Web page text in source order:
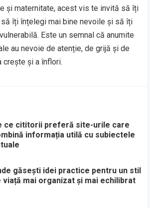
și maternitate, acest vis te invită să îți
îți înțelegi mai bine nevoile și să îți
Este un semnal că anumite
au nevoie de atenție, de grijă și de
crește și a înflori.
ce cititorii preferă site-urile care
informația utilă cu subiectele
găsești idei practice pentru un stil
viață mai organizat și mai echilibrat